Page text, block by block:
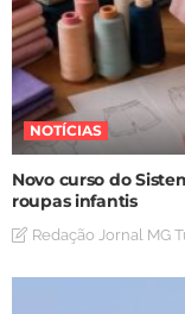
NOTÍCIAS
Novo curso do
roupas infantis
Redação Jornal MG